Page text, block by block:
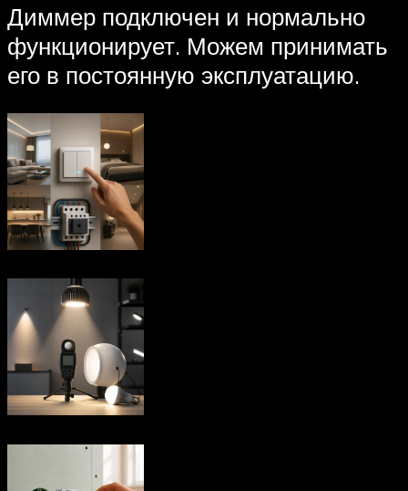
Диммер подключен и нормально
функционирует. Можем принимать
его в постоянную эксплуатацию.